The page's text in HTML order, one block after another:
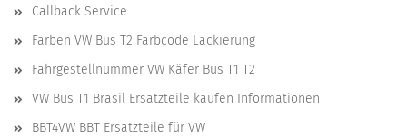
Callback Service
Farben VW Bus T2 Farbcode Lackierung
Fahrgestellnummer VW Käfer Bus T1 T2
VW Bus T1 Brasil Ersatzteile kaufen Informationen
BBT4VW BBT Ersatzteile für VW